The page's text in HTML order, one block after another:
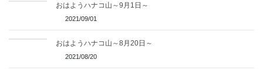
おはようハナコ山～9月1日～
2021/09/01
おはようハナコ山～8月20日～
2021/08/20